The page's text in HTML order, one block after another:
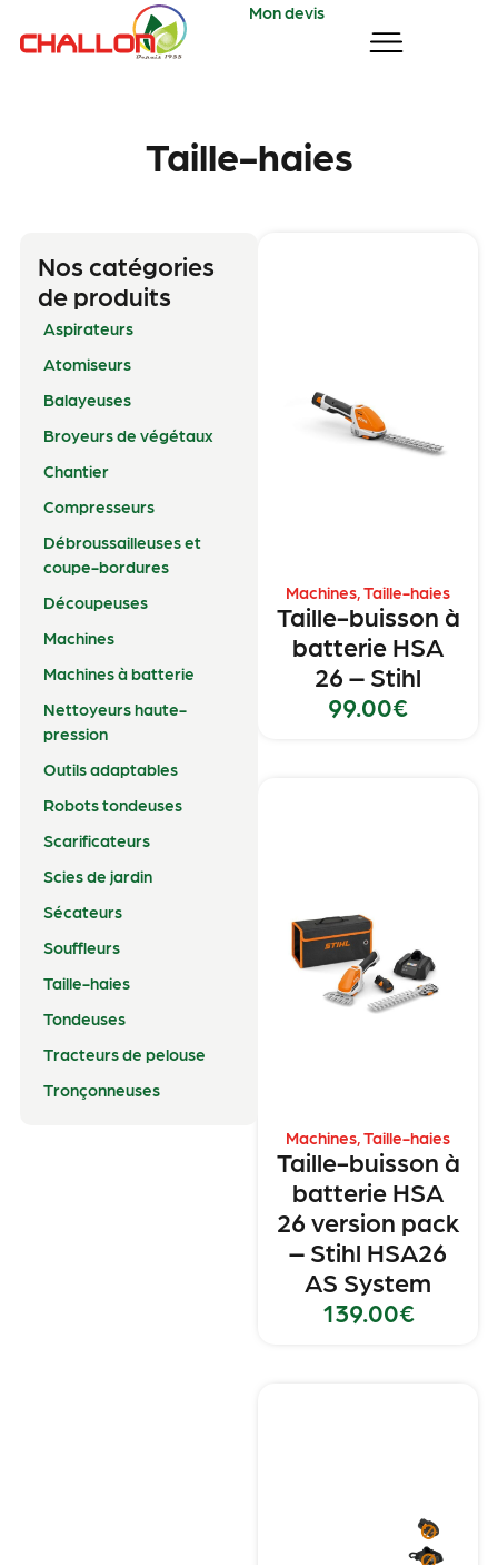
Mon devis
Taille-haies
Nos catégories
de produits
Aspirateurs
Atomiseurs
Balayeuses
Broyeurs de végétaux
Chantier
Compresseurs
Débroussailleuses et
coupe-bordures
Découpeuses
Machines
Machines à batterie
Nettoyeurs haute-
pression
Outils adaptables
Robots tondeuses
Scarificateurs
Scies de jardin
Sécateurs
Souffleurs
Taille-haies
Tondeuses
Tracteurs de pelouse
Tronçonneuses
Machines,Taille-haies
Taille-buisson à
batterie HSA
26 – Stihl
99.00€
Machines,Taille-haies
Taille-buisson à
batterie HSA
26 version pack
– Stihl HSA26
AS System
139.00€